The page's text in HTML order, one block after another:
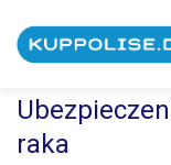
raka